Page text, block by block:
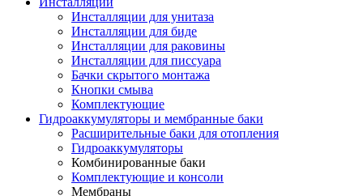
Инсталляции для унитаза
Инсталляции для биде
Инсталляции для раковины
Инсталляции для писсуара
Бачки скрытого монтажа
Кнопки смыва
Комплектующие
Гидроаккумуляторы и мембранные баки
Расширительные баки для отопления
Гидроаккумуляторы
Комбинированные баки
Комплектующие и консоли
Мембраны